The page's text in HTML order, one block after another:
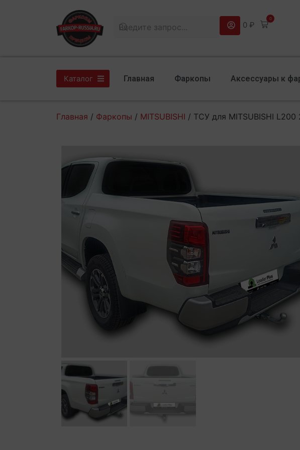
0 ₽
0
Каталог Главная Фаркопы Аксессуары к
Главная / Фаркопы / MITSUBISHI / ТСУ для MITSUBISHI